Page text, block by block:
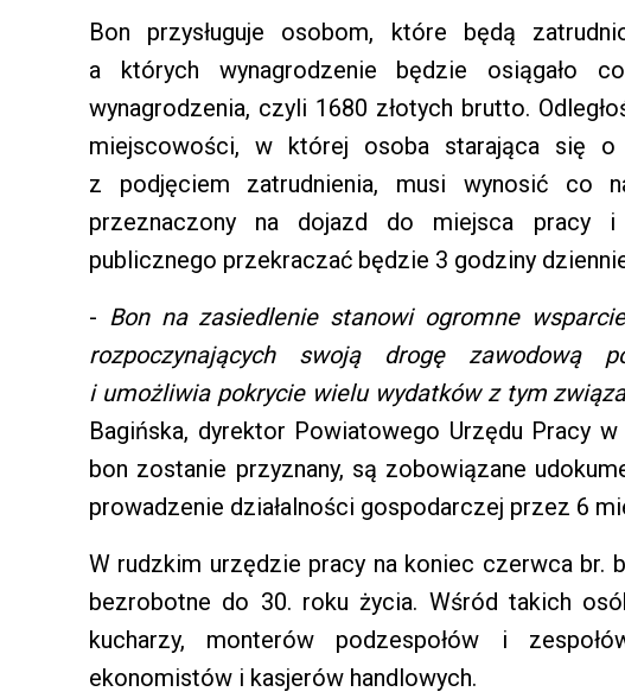
Bon przysługuje osobom, które będą
a których wynagrodzenie będzie osiągało
wynagrodzenia, czyli 1680 złotych brutto.
miejscowości, w której osoba starająca się
z podjęciem zatrudnienia, musi wynosić co
przeznaczony na dojazd do miejsca pracy
publicznego przekraczać będzie 3 godziny
- Bon na zasiedlenie stanowi ogromne
rozpoczynających swoją drogę zawodową
i umożliwia pokrycie wielu wydatków z tym
Bagińska, dyrektor Powiatowego Urzędu Pracy
bon zostanie przyznany, są zobowiązane
prowadzenie działalności gospodarczej przez 6
W rudzkim urzędzie pracy na koniec czerwca br.
bezrobotne do 30. roku życia. Wśród takich
kucharzy, monterów podzespołów i
ekonomistów i kasjerów handlowych.